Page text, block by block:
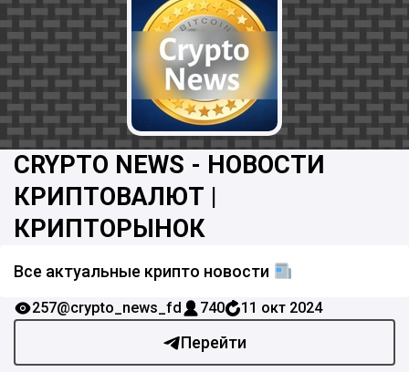
CRYPTO NEWS - НОВОСТИ
КРИПТОВАЛЮТ |
КРИПТОРЫНОК
Все актуальные крипто новости
Перейти
257@crypto_news_fd 740 11 окт 2024